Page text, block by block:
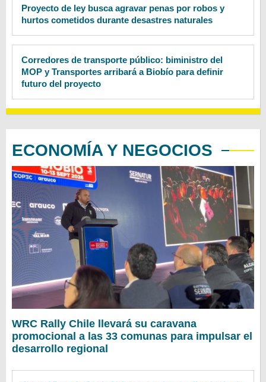
Proyecto de ley busca agravar penas por robos y
hurtos cometidos durante desastres naturales
Corredores de transporte público: biministro del
MOP y Transportes arribará a Biobío para definir
futuro del proyecto
ECONOMÍA Y NEGOCIOS
WRC Rally Chile llevará su caravana
promocional a las 33 comunas para impulsar el
desarrollo regional